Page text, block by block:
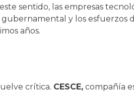
sentido, las empresas
y los esfuerzos
años.
crítica. CESCE, compañía